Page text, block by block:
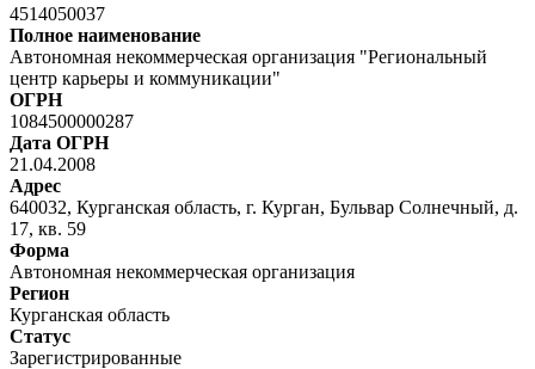
4514050037
Полное наименование
Автономная некоммерческая организация "Региональный
центр карьеры и коммуникации"
ОГРН
1084500000287
Дата ОГРН
21.04.2008
Адрес
640032, Курганская область, г. Курган, Бульвар Солнечный, д.
17, кв. 59
Форма
Автономная некоммерческая организация
Регион
Курганская область
Статус
Зарегистрированные